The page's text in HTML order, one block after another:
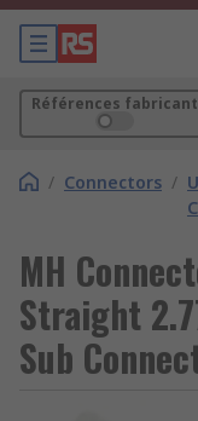
Références fabricant
/ Connectors /
MH
Straight
Sub